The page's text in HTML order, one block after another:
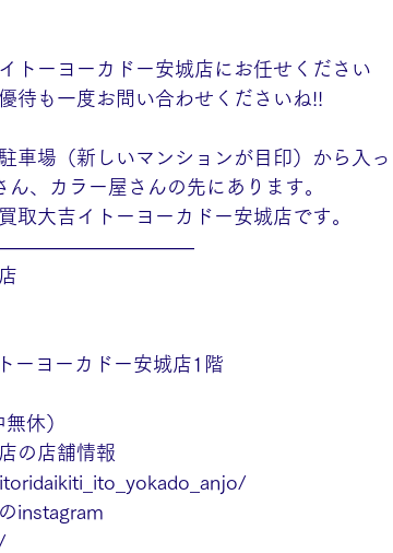
トーヨーカドー安城店にお任せください
待も一度お問い合わせくださいね!!
車場（新しいマンションが目印）から入
、カラー屋さんの先にあります。
取大吉イトーヨーカドー安城店です。
ーヨーカドー安城店1階
休）
の店舗情報
instagram